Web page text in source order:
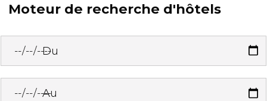
Moteur de recherche d'hôtels
Du
Au